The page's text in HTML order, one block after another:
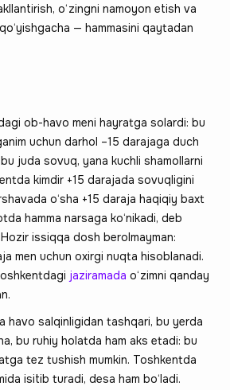
o‘zingni namoyon etish va
— hammasini qaytadan
ob-havo meni hayratga solardi: bu
uchun darhol –15 darajaga duch
juda sovuq, yana kuchli shamollarni
kimdir +15 darajada sovuqligini
o‘sha +15 daraja haqiqiy baxt
hamma narsaga ko‘nikadi, deb
issiqqa dosh berolmayman:
men uchun oxirgi nuqta hisoblanadi.
jaziramada o‘zimni qanday
havo salqinligidan tashqari, bu yerda
bu ruhiy holatda ham aks etadi: bu
tez tushish mumkin. Toshkentda
isitib turadi, desa ham bo‘ladi.